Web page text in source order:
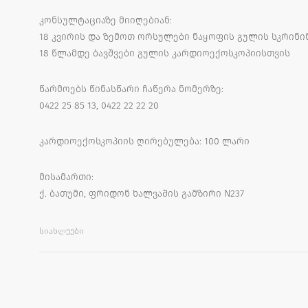
კონსულტაციაზე მიიღებიან:
18 კვირის და ზემოთ ორსულები ნაყოფის გულის
18 წლამდე ბავშვები გულის კარდიოექოსკოპიისთვის
წარმოებს წინასწარი ჩაწერა ნომერზე:
0422 25 85 13, 0422 22 22 20
კარდიოექოსკოპიის ღირებულება: 100 ლარი
მისამართი:
ქ. ბათუმი, ფრიდონ ხალვაშის გამზირი N237
ᲡᲘᲐᲮᲚᲔᲔᲑᲘ